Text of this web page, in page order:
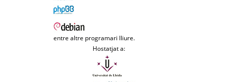
entre altre programari lliure.
Hostatjat a: